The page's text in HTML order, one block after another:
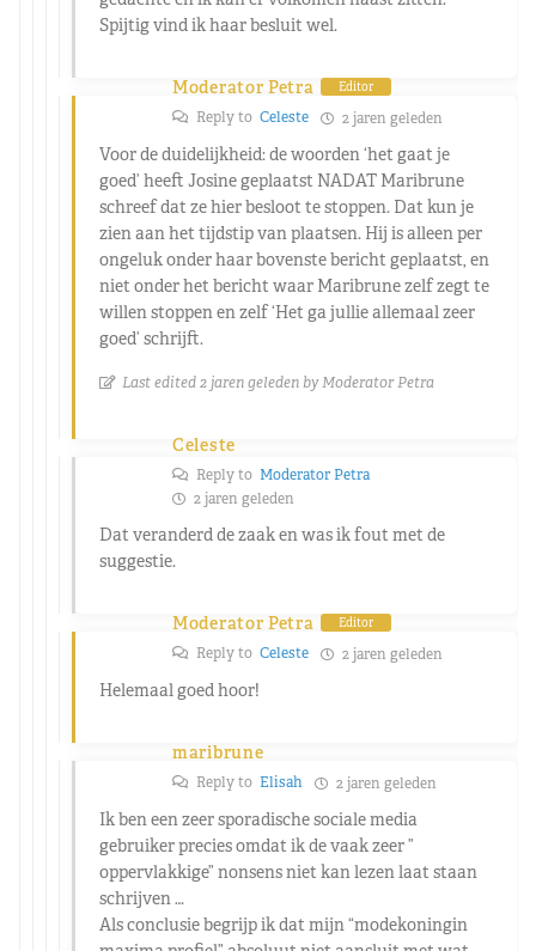
Spijtig vind ik haar besluit wel.
Moderator Petra Editor
Reply to Celeste 2 jaren geleden
Voor de duidelijkheid: de woorden ‘het gaat je
goed’ heeft Josine geplaatst NADAT Maribrune
schreef dat ze hier besloot te stoppen. Dat kun je
zien aan het tijdstip van plaatsen. Hij is alleen per
ongeluk onder haar bovenste bericht geplaatst, en
niet onder het bericht waar Maribrune zelf zegt te
willen stoppen en zelf ‘Het ga jullie allemaal zeer
goed’ schrijft.
Last edited 2 jaren geleden by Moderator Petra
Celeste
Reply to Moderator Petra
2 jaren geleden
Dat veranderd de zaak en was ik fout met de
suggestie.
Moderator Petra Editor
Reply to Celeste 2 jaren geleden
Helemaal goed hoor!
maribrune
Reply to Elisah 2 jaren geleden
Ik ben een zeer sporadische sociale media
gebruiker precies omdat ik de vaak zeer ”
oppervlakkige” nonsens niet kan lezen laat staan
schrijven …
Als conclusie begrijp ik dat mijn “modekoningin